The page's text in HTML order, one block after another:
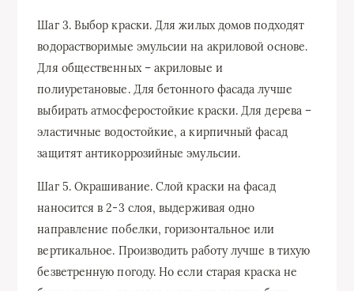
Шаг 3. Выбор краски. Для жилых домов подходят
водорастворимые эмульсии на акриловой основе.
Для общественных – акриловые и
полиуретановые. Для бетонного фасада лучше
выбирать атмосферостойкие краски. Для дерева –
эластичные водостойкие, а кирпичный фасад
защитят антикоррозийные эмульсии.
Шаг 5. Окрашивание. Слой краски на фасад
наносится в 2-3 слоя, выдерживая одно
направление побелки, горизонтальное или
вертикальное. Производить работу лучше в тихую
безветренную погоду. Но если старая краска не